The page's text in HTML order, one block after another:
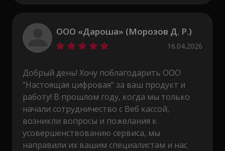
ООО «Дароша» (Морозов Д. Р.)
16.04.2026
Добрый день! Хочу поблагодарить ООО
"Настоящая цифровая" за ваш продукт и
работу! В прошлом году, когда мы только
начали сотрудничество с Веб кассой,
возникли вопросы и пожелания к
усовершенствованию сервиса, мы
направили их вашим специалистам и нас